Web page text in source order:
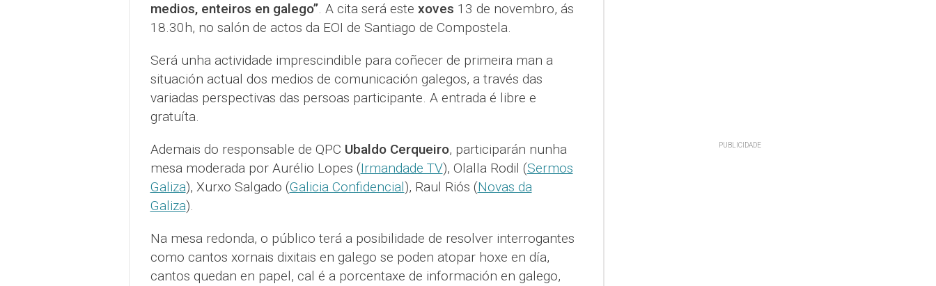
medios, enteiros en galego”. A cita será este xoves 13 de novembro, ás
18.30h, no salón de actos da EOI de Santiago de Compostela.
Será unha actividade imprescindible para coñecer de primeira man a
situación actual dos medios de comunicación galegos, a través das
variadas perspectivas das persoas participante. A entrada é libre e
gratuíta.
Ademais do responsable de QPC Ubaldo Cerqueiro, participarán nunha
mesa moderada por Aurélio Lopes (Irmandade TV), Olalla Rodil (Sermos
Galiza), Xurxo Salgado (Galicia Confidencial), Raul Riós (Novas da
Galiza).
Na mesa redonda, o público terá a posibilidade de resolver interrogantes
como cantos xornais dixitais en galego se poden atopar hoxe en día,
cantos quedan en papel, cal é a porcentaxe de información en galego,